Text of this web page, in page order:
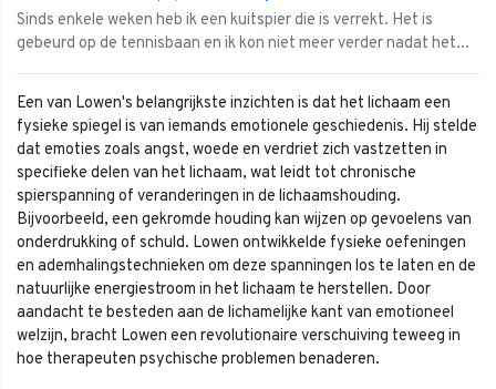
Sinds enkele weken heb ik een kuitspier die is verrekt. Het is
gebeurd op de tennisbaan en ik kon niet meer verder nadat het...
Een van Lowen's belangrijkste inzichten is dat het lichaam een
fysieke spiegel is van iemands emotionele geschiedenis. Hij stelde
dat emoties zoals angst, woede en verdriet zich vastzetten in
specifieke delen van het lichaam, wat leidt tot chronische
spierspanning of veranderingen in de lichaamshouding.
Bijvoorbeeld, een gekromde houding kan wijzen op gevoelens van
onderdrukking of schuld. Lowen ontwikkelde fysieke oefeningen
en ademhalingstechnieken om deze spanningen los te laten en de
natuurlijke energiestroom in het lichaam te herstellen. Door
aandacht te besteden aan de lichamelijke kant van emotioneel
welzijn, bracht Lowen een revolutionaire verschuiving teweeg in
hoe therapeuten psychische problemen benaderen.